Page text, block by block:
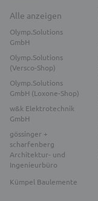
Alle anzeigen
Olymp.Solutions
GmbH
Olymp.Solutions
(Versco-Shop)
Olymp.Solutions
GmbH (Loxone-Shop)
w&k Elektrotechnik
GmbH
gössinger +
scharfenberg
Architektur- und
Ingenieurbüro
Kümpel Baulemente